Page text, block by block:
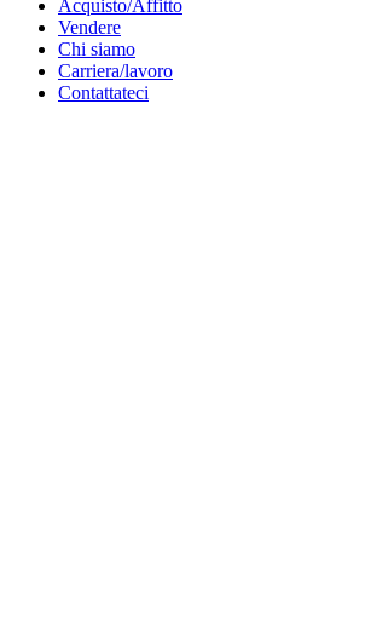
Acquisto/Affitto
Vendere
Chi siamo
Carriera/lavoro
Contattateci